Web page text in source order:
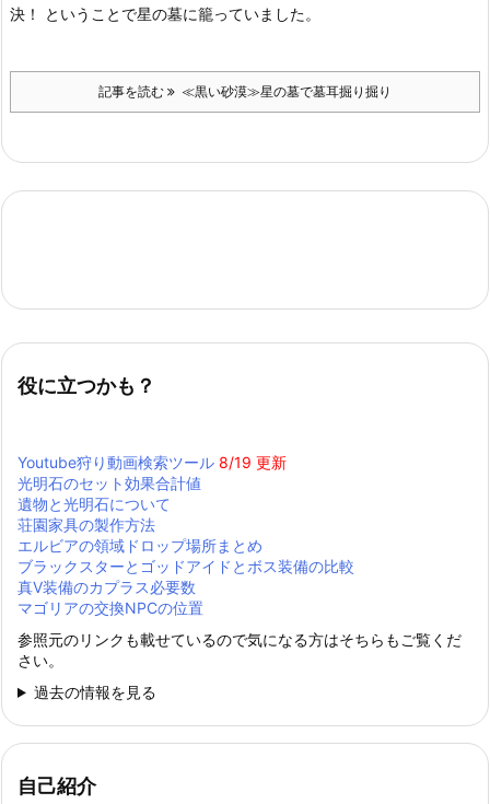
決！
ということで星の墓に籠っていました。
記事を読む ≪黒い砂漠≫星の墓で墓耳掘り掘り
役に立つかも？
Youtube狩り動画検索ツール 8/19 更新
光明石のセット効果合計値
遺物と光明石について
荘園家具の製作方法
エルビアの領域ドロップ場所まとめ
ブラックスターとゴッドアイドとボス装備の比較
真Ⅴ装備のカプラス必要数
マゴリアの交換NPCの位置
参照元のリンクも載せているので気になる方はそちらもご覧くだ
さい。
過去の情報を見る
自己紹介